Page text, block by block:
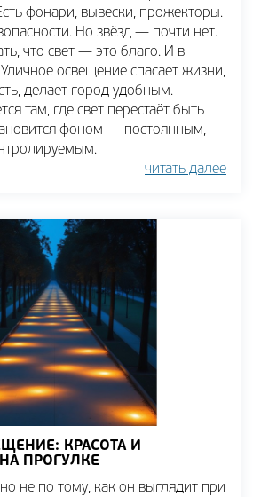
фонари, вывески, прожекторы.
Но звёзд — почти нет.
что свет — это благо. И в
освещение спасает жизни,
делает город удобным.
там, где свет перестаёт быть
фоном — постоянным,
читать далее
КРАСОТА И
ПРОГУЛКЕ
не по тому, как он выглядит при